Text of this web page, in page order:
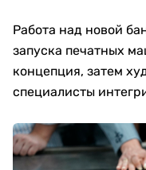
Работа над новой
запуска печатных
концепция, затем
специалисты